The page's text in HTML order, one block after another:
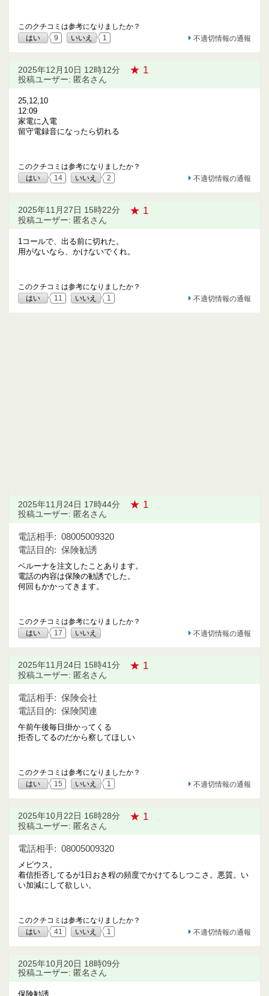
このクチコミは参考になりましたか？
はい
9 いいえ 1 不適切情報の通報
2025年12月10日 12時12分 ★ 1
投稿ユーザー: 匿名さん
25,12,10
12:09
家電に入電
留守電録音になったら切れる
このクチコミは参考になりましたか？
はい
14 いいえ 2 不適切情報の通報
2025年11月27日 15時22分 ★ 1
投稿ユーザー: 匿名さん
1コールで、出る前に切れた。
用がないなら、かけないでくれ。
このクチコミは参考になりましたか？
はい
11 いいえ 1 不適切情報の通報
2025年11月24日 17時44分 ★ 1
投稿ユーザー: 匿名さん
電話相手: 08005009320
電話目的: 保険勧誘
ベルーナを注文したことあります。
電話の内容は保険の勧誘でした。
何回もかかってきます。
このクチコミは参考になりましたか？
はい
17 いいえ 不適切情報の通報
2025年11月24日 15時41分 ★ 1
投稿ユーザー: 匿名さん
電話相手: 保険会社
電話目的: 保険関連
午前午後毎日掛かってくる
拒否してるのだから察してほしい
このクチコミは参考になりましたか？
はい
15 いいえ 1 不適切情報の通報
2025年10月22日 16時28分 ★ 1
投稿ユーザー: 匿名さん
電話相手: 08005009320
メビウス。
着信拒否してるが1日おき程の頻度でかけてるしつこさ。悪質。い
い加減にして欲しい。
このクチコミは参考になりましたか？
はい
41 いいえ 1 不適切情報の通報
2025年10月20日 18時09分
投稿ユーザー: 匿名さん
保険勧誘